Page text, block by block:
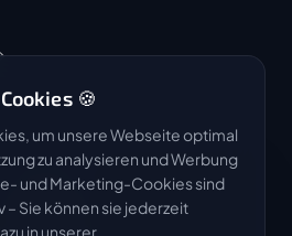
4.9 / 5
🍪
um unsere Webseite optimal
zu analysieren und Werbung
und Marketing-Cookies sind
– Sie können sie jederzeit
in unserer